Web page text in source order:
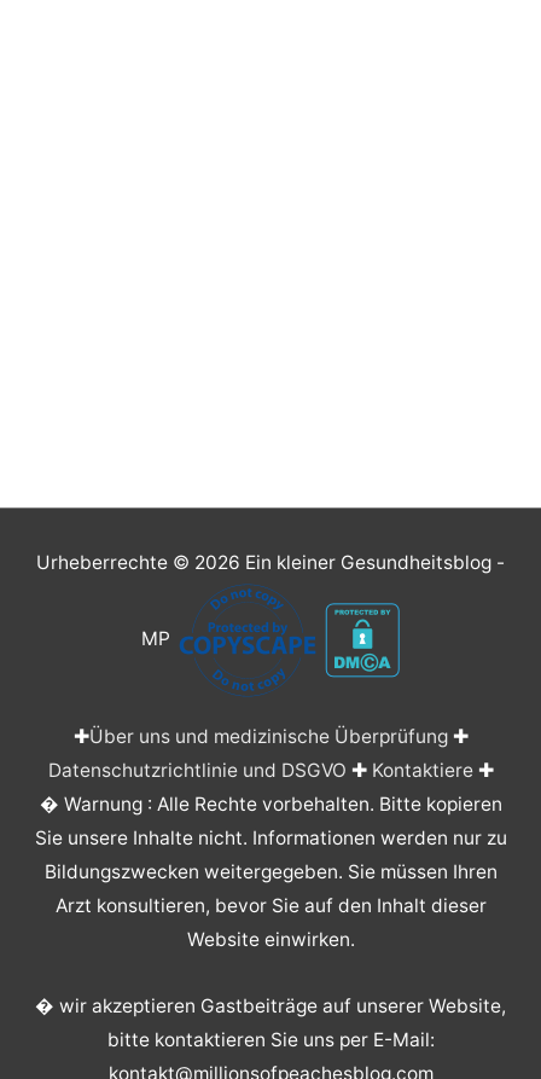
Urheberrechte © 2026 Ein kleiner Gesundheitsblog -
MP
✚Über uns und medizinische Überprüfung✚
Datenschutzrichtlinie und DSGVO ✚ Kontaktiere✚
� Warnung : Alle Rechte vorbehalten. Bitte kopieren
Sie unsere Inhalte nicht. Informationen werden nur zu
Bildungszwecken weitergegeben. Sie müssen Ihren
Arzt konsultieren, bevor Sie auf den Inhalt dieser
Website einwirken.
� wir akzeptieren Gastbeiträge auf unserer Website,
bitte kontaktieren Sie uns per E-Mail:
kontakt@millionsofpeachesblog.com